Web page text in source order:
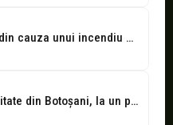
La un pas de dezastru din cauza unui incendiu de vegetație
FOTO Două case dintr-o localitate din Botoșani, la un pas să fie...